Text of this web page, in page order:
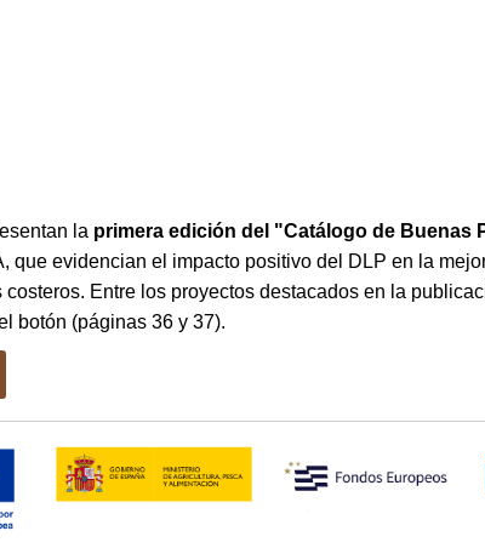
la primera edición del "Catálogo de Buenas
que evidencian el impacto positivo del DLP en la
Entre los proyectos destacados en la
botón (páginas 36 y 37).